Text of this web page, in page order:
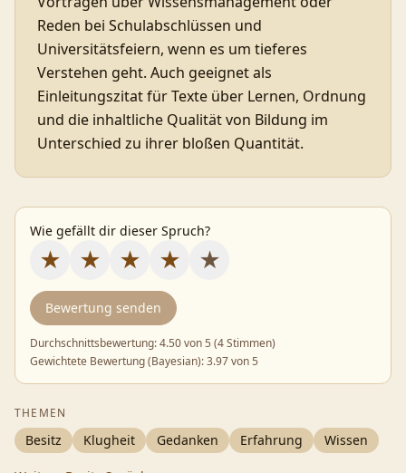
Reden bei Schulabschlüssen und
Universitätsfeiern, wenn es um tieferes
Verstehen geht. Auch geeignet als
Einleitungszitat für Texte über Lernen, Ordnung
und die inhaltliche Qualität von Bildung im
Unterschied zu ihrer bloßen Quantität.
Wie gefällt dir dieser Spruch?
★ ★ ★ ★ ★
Bewertung senden
Durchschnittsbewertung:4.50von 5 (4 Stimmen)
Gewichtete Bewertung (Bayesian):3.97von 5
THEMEN
Besitz Klugheit Gedanken Erfahrung Wissen